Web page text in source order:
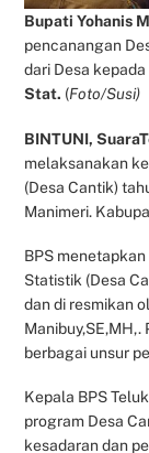
Bupati Yohanis
pencanangan
dari Desa kepada
Stat. (Foto/Susi)
BINTUNI,
melaksanakan
(Desa Cantik)
Manimeri.
BPS
Statistik (Desa
dan di resmikan
berbagai unsur
Kepala BPS
program Desa
kesadaran dan